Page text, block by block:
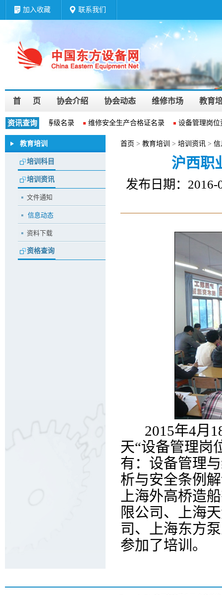
加入收藏 联系我们
首 页 协会介绍 协会动态 维修市场 教育
资讯查询
维修企业资质等级名录 维修安全生产合格证名录 设备管理岗位
教育培训
培训科目
培训资讯
文件通知
信息动态
资料下载
资格查询
首页 > 教育培训 > 培训资讯 > 信
沪西职
发布日期：
2015年4月18
天“设备管理岗
有：设备管理
析与安全条例
上海外高桥造
限公司、上海
司、上海东方
参加了培训。